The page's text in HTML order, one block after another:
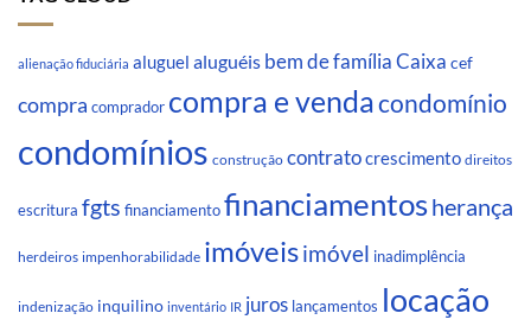
alienação fiduciária aluguel aluguéis bem de família Caixa cef
compra comprador compra e vendacondomínio
condomínios construção contratocrescimento direitos
escritura fgts financiamentofinanciamentosherança
herdeiros impenhorabilidade imóveisimóvel inadimplência
indenização inquilino inventário IR juros lançamentos locação